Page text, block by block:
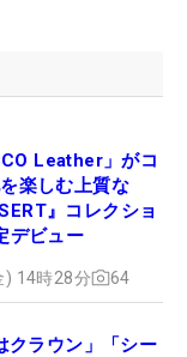
Leather」がコ
楽しむ上質な
』コレクショ
デビュー
) 14時28分 64
クラウン」「シー